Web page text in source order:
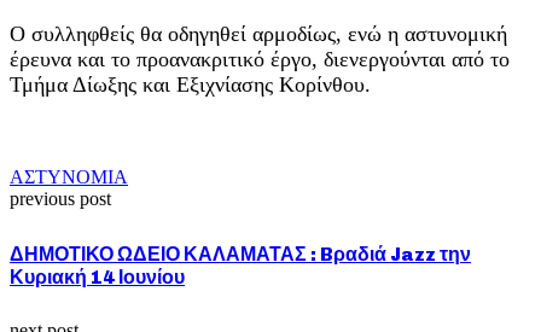
Ο συλληφθείς θα οδηγηθεί αρμοδίως, ενώ η αστυνομική
έρευνα και το προανακριτικό έργο, διενεργούνται από το
Τμήμα Δίωξης και Εξιχνίασης Κορίνθου.
ΑΣΤΥΝΟΜΙΑ
previous post
ΔΗΜΟΤΙΚΟ ΩΔΕΙΟ ΚΑΛΑΜΑΤΑΣ : Bραδιά Jazz την
Κυριακή 14 Ιουνίου